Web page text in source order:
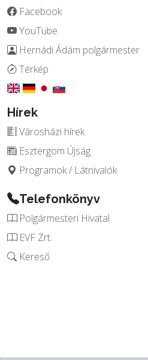
Facebook
YouTube
Hernádi Ádám polgármester
Térkép
Hírek
Városházi hírek
Esztergom Újság
Programok / Látnivalók
Telefonkönyv
Polgármesteri Hivatal
EVF Zrt.
Kereső